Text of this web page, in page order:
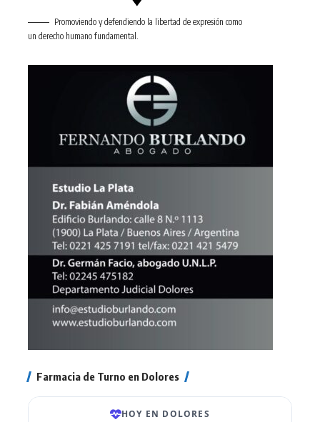
Promoviendo y defendiendo la libertad de expresión como
un derecho humano fundamental.
Farmacia de Turno en Dolores